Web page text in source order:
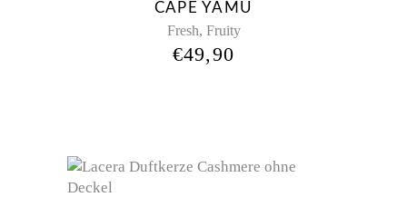
CAPE YAMU
Fresh, Fruity
€49,90